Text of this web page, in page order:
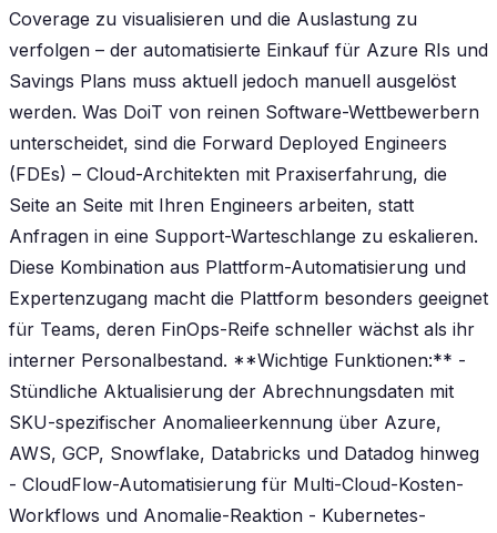
Coverage zu visualisieren und die Auslastung zu
verfolgen – der automatisierte Einkauf für Azure RIs und
Savings Plans muss aktuell jedoch manuell ausgelöst
werden. Was DoiT von reinen Software-Wettbewerbern
unterscheidet, sind die Forward Deployed Engineers
(FDEs) – Cloud-Architekten mit Praxiserfahrung, die
Seite an Seite mit Ihren Engineers arbeiten, statt
Anfragen in eine Support-Warteschlange zu eskalieren.
Diese Kombination aus Plattform-Automatisierung und
Expertenzugang macht die Plattform besonders geeignet
für Teams, deren FinOps-Reife schneller wächst als ihr
interner Personalbestand. **Wichtige Funktionen:** -
Stündliche Aktualisierung der Abrechnungsdaten mit
SKU-spezifischer Anomalieerkennung über Azure,
AWS, GCP, Snowflake, Databricks und Datadog hinweg
- CloudFlow-Automatisierung für Multi-Cloud-Kosten-
Workflows und Anomalie-Reaktion - Kubernetes-